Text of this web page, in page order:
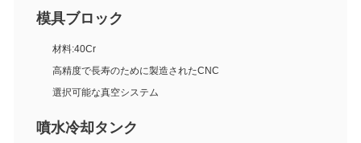
模具ブロック
材料:40Cr
高精度で長寿のために製造されたCNC
選択可能な真空システム
噴水冷却タンク